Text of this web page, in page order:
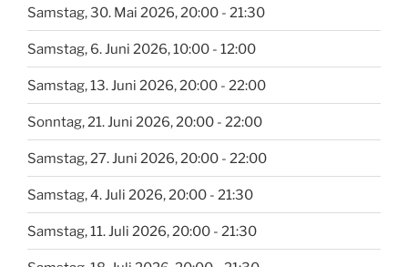
Samstag, 30. Mai 2026, 20:00 - 21:30
Samstag, 6. Juni 2026, 10:00 - 12:00
Samstag, 13. Juni 2026, 20:00 - 22:00
Sonntag, 21. Juni 2026, 20:00 - 22:00
Samstag, 27. Juni 2026, 20:00 - 22:00
Samstag, 4. Juli 2026, 20:00 - 21:30
Samstag, 11. Juli 2026, 20:00 - 21:30